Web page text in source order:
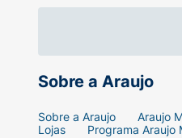
Sobre a Araujo
Sobre a Araujo Araujo
Lojas
Programa Araujo